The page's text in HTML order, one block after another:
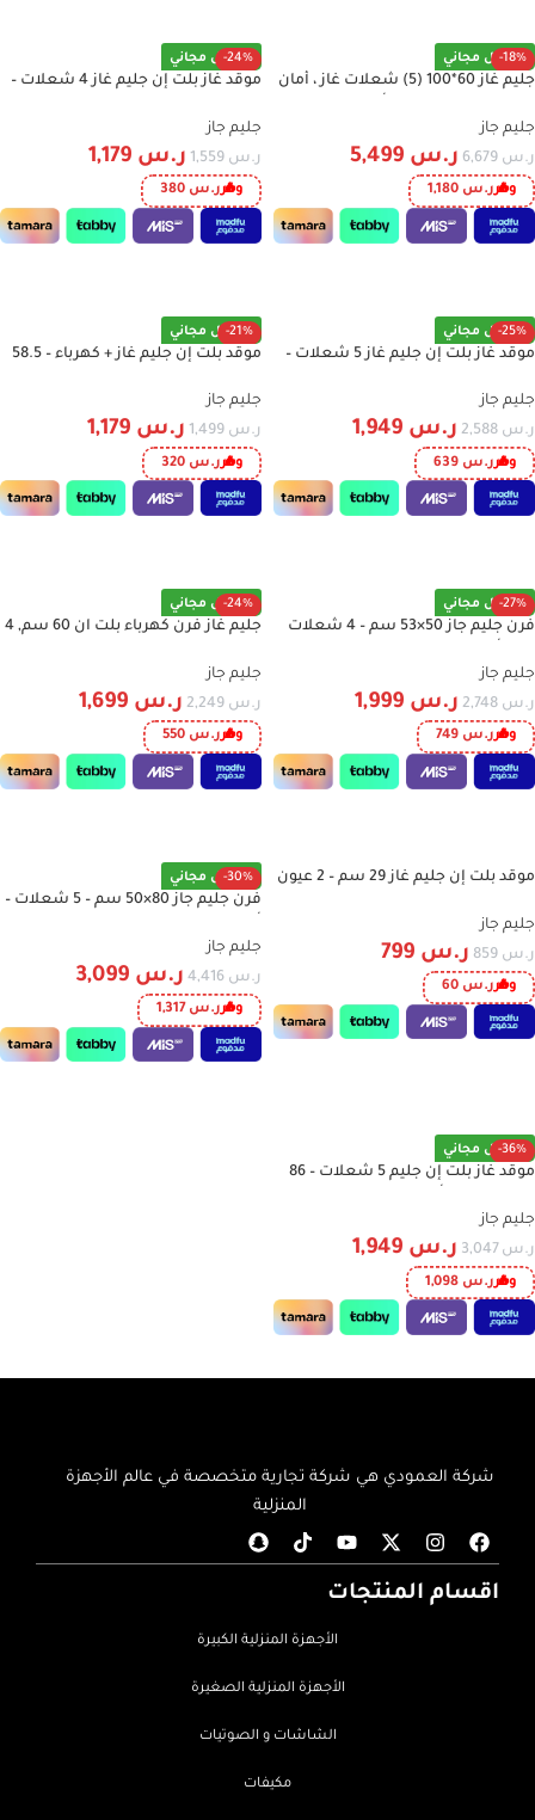
توصيل مجاني
-18%
جليم غاز 60*100 (5) شعلات غاز ، أمان
ST167GIFSMFAF
جليم جاز
ر.س
ر.س
وفرر.س 1,180
توصيل مجاني
-24%
موقد غاز بلت إن جليم غاز 4 شعلات –
ستيل – GTL64IX
جليم جاز
ر.س
ر.س
وفرر.س 380
توصيل مجاني
-25%
موقد غاز بلت إن جليم غاز 5 شعلات –
ستيل – P9LV5I
جليم جاز
ر.س
ر.س
وفرر.س 639
توصيل مجاني
-21%
موقد بلت إن جليم غاز + كهرباء – 58.5
GTL647IX
جليم جاز
ر.س
ر.س
وفرر.س 320
توصيل مجاني
-27%
فرن جليم جاز 50×53 سم – 4 شعلات
جليم جاز
ر.س
ر.س
وفرر.س 749
توصيل مجاني
-24%
جليم غاز فرن كهرباء بلت ان 60 سم, 4
جليم جاز
ر.س
ر.س
وفرر.س 550
-7%
موقد بلت إن جليم غاز 29 سم – 2 عيون
جليم جاز
ر.س
ر.س
وفرر.س 60
توصيل مجاني
-30%
فرن جليم جاز 80×50 سم – 5 شعلات –
جليم جاز
ر.س
ر.س
وفرر.س 1,317
توصيل مجاني
-36%
موقد غاز بلت إن جليم 5 شعلات – 86
– GTD955HIX
جليم جاز
ر.س
ر.س
وفرر.س 1,098
شركة العمودي هي شركة تجارية متخصصة في عالم الأجهزة
المنزلية
اقسام المنتجات
الأجهزة المنزلية الكبيرة
الأجهزة المنزلية الصغيرة
الشاشات و الصوتيات
مكيفات